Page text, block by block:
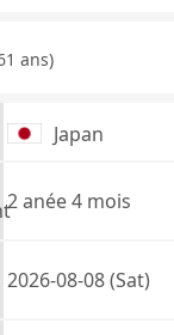
ans)
Japan
2 anée 4 mois
2026-08-08 (Sat)